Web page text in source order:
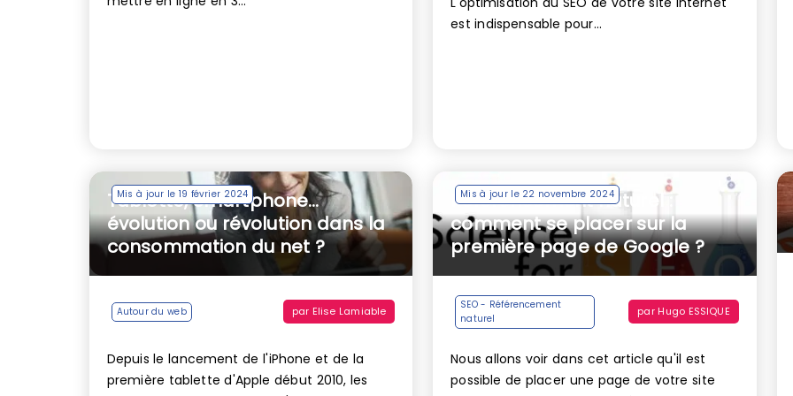
est indispensable pour...
Mis à jour le 19 février 2024
Tablette, Smartphone…
évolution ou révolution dans la
consommation du net ?
Autour du web par Elise Lamiable
Depuis le lancement de l'iPhone et de la
première tablette d'Apple début 2010, les
Mis à jour le 22 novembre 2024
Référencement naturel :
comment se placer sur la
première page de Google ?
SEO - Référencement
naturel
par Hugo ESSIQUE
Nous allons voir dans cet article qu'il est
possible de placer une page de votre site